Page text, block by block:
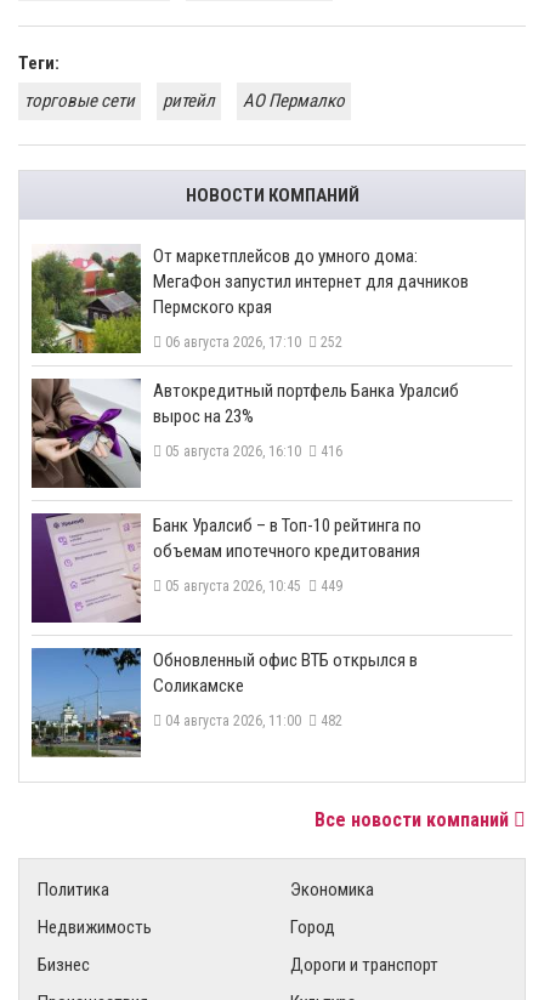
Теги:
торговые сети
ритейл АО Пермалко
НОВОСТИ КОМПАНИЙ
От маркетплейсов до умного дома:
МегаФон запустил интернет для дачников
Пермского края
06 августа 2026, 17:10 252
​Автокредитный портфель Банка Уралсиб
вырос на 23%
05 августа 2026, 16:10 416
​Банк Уралсиб – в Топ-10 рейтинга по
объемам ипотечного кредитования
05 августа 2026, 10:45 449
​Обновленный офис ВТБ открылся в
Соликамске
04 августа 2026, 11:00 482
Все новости компаний
Политика
Экономика
Недвижимость
Город
Бизнес
Дороги и транспорт